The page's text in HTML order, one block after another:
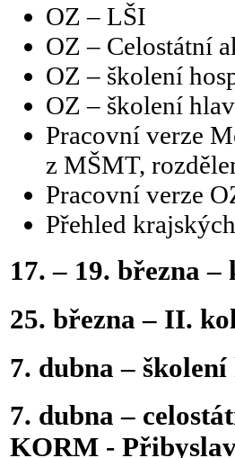
OZ – LŠI
OZ – Celostátní
OZ – školení
OZ – školení
Pracovní verze
z MŠMT,
Pracovní verze
Přehled
17. – 19. března
25. března – II.
7. dubna –
7. dubna –
KORM -